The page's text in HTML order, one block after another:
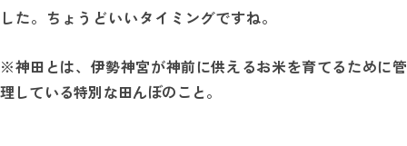
した。ちょうどいいタイミングですね。
※神田とは、伊勢神宮が神前に供えるお米を育てるために管
理している特別な田んぼのこと。